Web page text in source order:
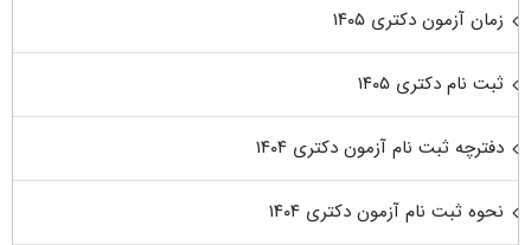
زمان آزمون دکتری ۱۴۰۵
ثبت نام دکتری ۱۴۰۵
دفترچه ثبت نام آزمون دکتری ۱۴۰۴
نحوه ثبت نام آزمون دکتری ۱۴۰۴